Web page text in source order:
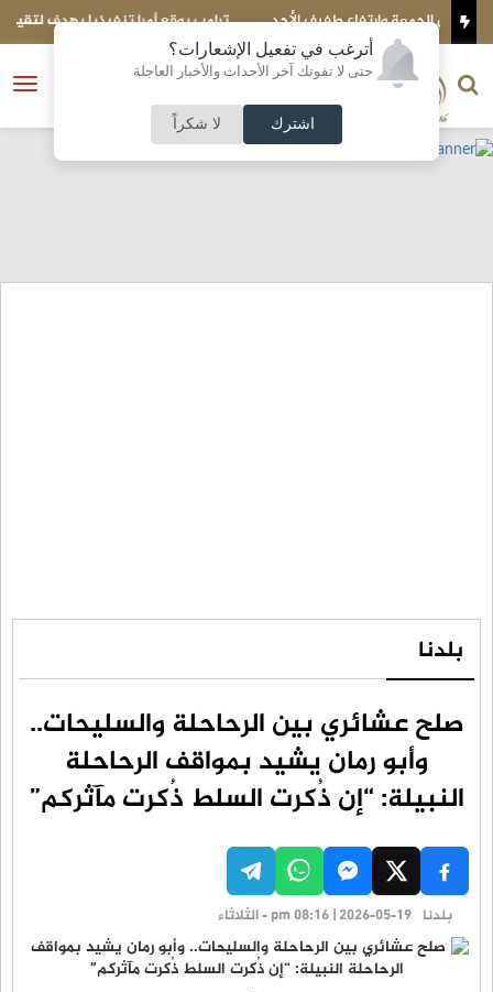
أترغب في تفعيل الإشعارات؟
حتى لا تفوتك آخر الأحداث والأخبار العاجلة
اشترك لا شكراً
ترامب يوقع أمرا تنفيذيا يهدف لتقييد حق اكتساب الجنسية الأميركية
بالولادة
فتح
الناشر و رئيس التحرير
النسخة الكاملة
بلدنا
صلح عشائري بين الرحاحلة والسليحات..
وأبو رمان يشيد بمواقف الرحاحلة
النبيلة: “إن ذُكرت السلط ذُكرت مآثركم”
بلدنا pm 08:16 | 2026-05-19 - الثلاثاء